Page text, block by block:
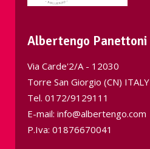
Albertengo Panettoni
Via Carde'2/A - 12030
Torre San Giorgio (CN) ITALY
Tel. 0172/9129111
E-mail: info@albertengo.com
P.Iva: 01876670041